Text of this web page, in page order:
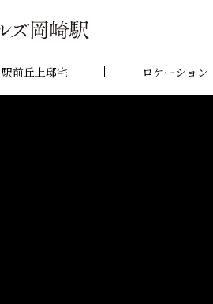
駅前丘上邸宅 ロケーション